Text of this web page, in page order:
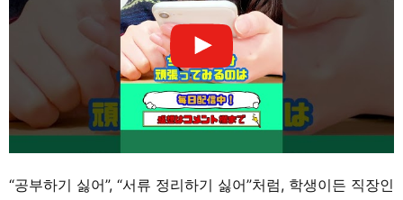
“공부하기 싫어”, “서류 정리하기 싫어”처럼, 학생이든 직장인